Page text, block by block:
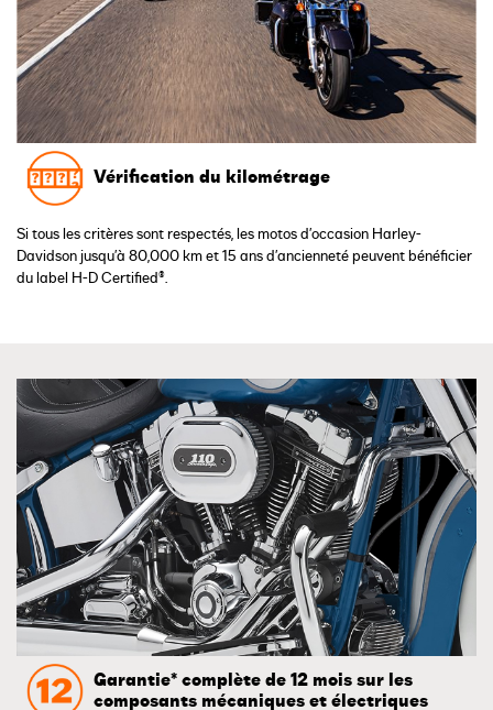
Vérification du kilométrage
Si tous les critères sont respectés, les motos d’occasion Harley-
Davidson jusqu’à 80,000 km et 15 ans d’ancienneté peuvent bénéficier
du label H-D Certified®.
Garantie* complète de 12 mois sur les
composants mécaniques et électriques